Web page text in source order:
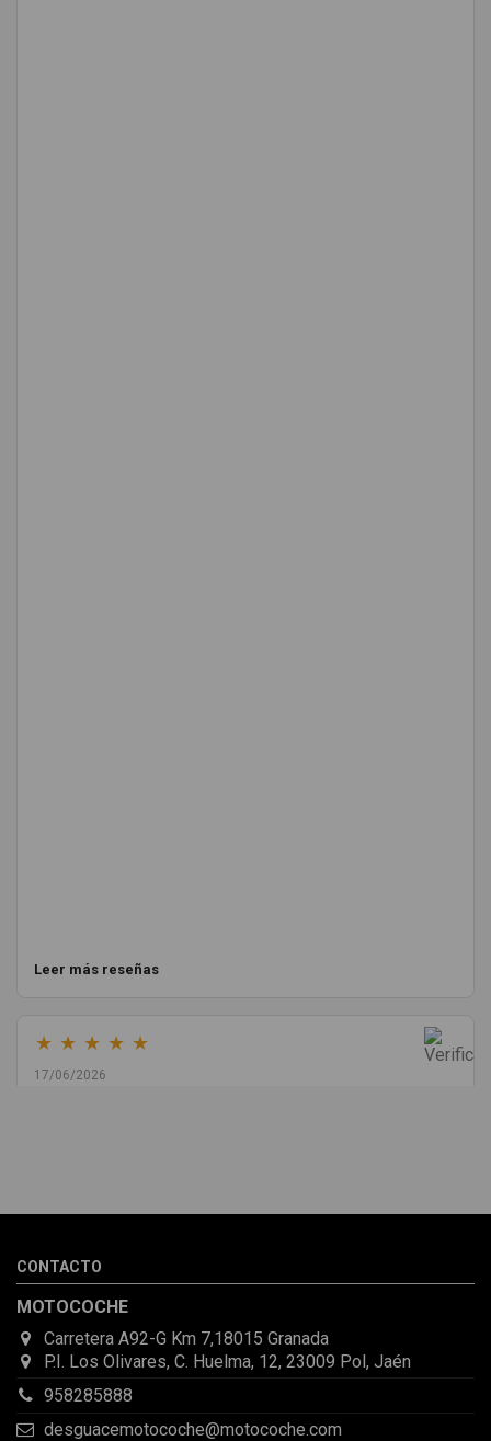
Leer más reseñas
★ ★ ★ ★ ★
17/06/2026
la pieza llegó correcta y bien embalada, además de llegarme 2
CONTACTO
MOTOCOCHE
Carretera A92-G Km 7,18015 Granada
P.I. Los Olivares, C. Huelma, 12, 23009 Pol, Jaén
958285888
desguacemotocoche@motocoche.com